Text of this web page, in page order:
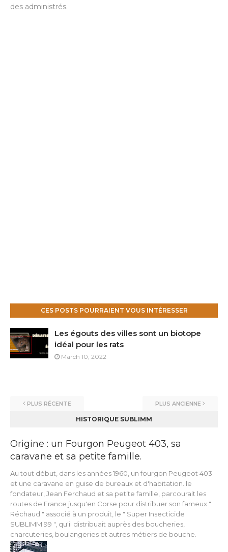
des administrés.
CES POSTS POURRAIENT VOUS INTÉRESSER
Les égouts des villes sont un biotope
idéal pour les rats
March 10, 2022
PLUS RÉCENTE PLUS ANCIENNE
HISTORIQUE SUBLIMM
Origine : un Fourgon Peugeot 403, sa
caravane et sa petite famille.
Au tout début, dans les années 1960, un fourgon Peugeot 403
et une caravane en guise de bureaux et d'habitation. le
fondateur, Jean Ferchaud et sa petite famille, parcourait les
routes de France jusqu'en Corse pour distribuer son fameux "
Réchaud " associé à un produit, le " Super Insecticide
SUBLIMM 99 ", qu'il distribuait auprès des boucheries,
charcuteries, boulangeries et autres métiers de bouche.